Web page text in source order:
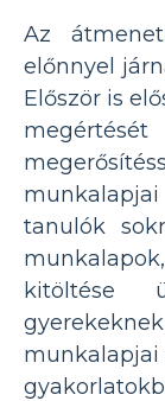
Az
előnnyel
Először is
tanulók
kitöltése
munkalapjai